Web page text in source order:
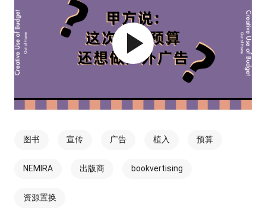
图书 宣传 广告 植入 预算
NEMIRA 出版商 bookvertising
资源置换